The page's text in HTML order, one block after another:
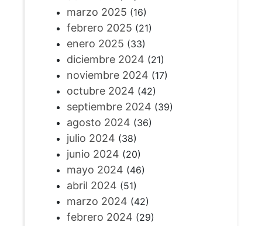
marzo 2025 (16)
febrero 2025 (21)
enero 2025 (33)
diciembre 2024 (21)
noviembre 2024 (17)
octubre 2024 (42)
septiembre 2024 (39)
agosto 2024 (36)
julio 2024 (38)
junio 2024 (20)
mayo 2024 (46)
abril 2024 (51)
marzo 2024 (42)
febrero 2024 (29)